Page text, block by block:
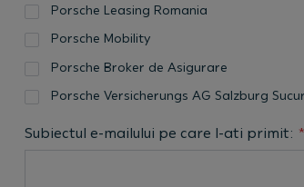
Porsche Leasing Romania
Porsche Mobility
Porsche Broker de Asigurare
Porsche Versicherungs AG Salzburg
Subiectul e-mailului pe care l-ati primit: *